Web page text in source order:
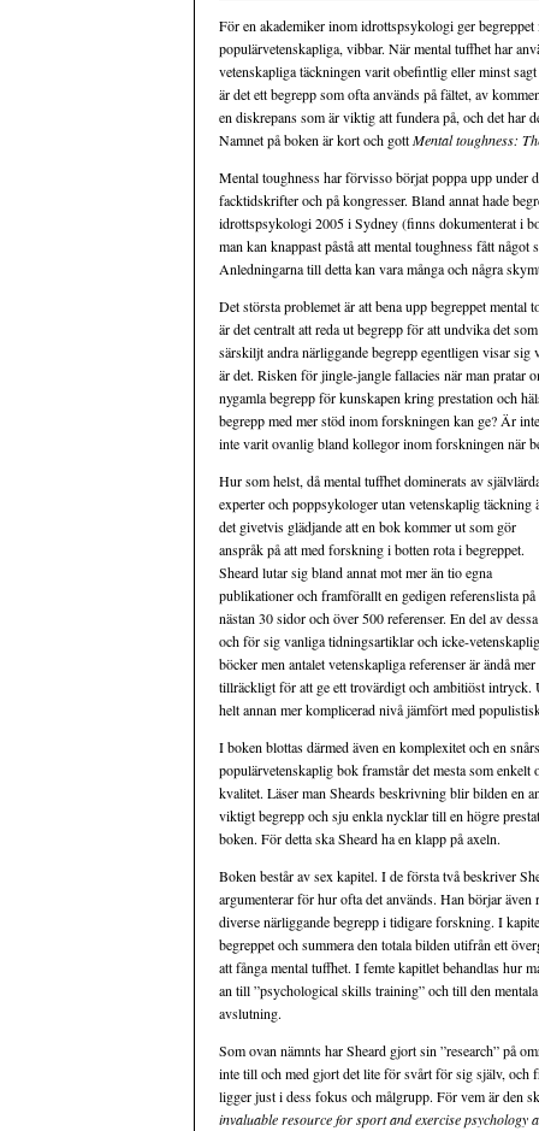
För en akademiker inom idrottspsykologi ger
populärvetenskapliga, vibbar. När mental tuffhet har
vetenskapliga täckningen varit obefintlig eller minst
är det ett begrepp som ofta används på fältet, av
en diskrepans som är viktig att fundera på, och det har
Namnet på boken är kort och gottMental toughness:
Mental toughness har förvisso börjat poppa upp under
facktidskrifter och på kongresser. Bland annat hade
idrottspsykologi 2005 i Sydney (finns dokumenterat i
man kan knappast påstå att mental toughness fått
Anledningarna till detta kan vara många och några
Det största problemet är att bena upp begreppet
är det centralt att reda ut begrepp för att undvika det
särskiljt andra närliggande begrepp egentligen visar
är det. Risken för jingle-jangle fallacies när man pratar
nygamla begrepp för kunskapen kring prestation och
begrepp med mer stöd inom forskningen kan ge? Är
inte varit ovanlig bland kollegor inom forskningen när
Hur som helst, då mental tuffhet dominerats av
experter och poppsykologer utan vetenskaplig täckning
det givetvis glädjande att en bok kommer ut som gör
anspråk på att med forskning i botten rota i begreppet.
Sheard lutar sig bland annat mot mer än tio egna
publikationer och framförallt en gedigen referenslista på
nästan 30 sidor och över 500 referenser. En del av
och för sig vanliga tidningsartiklar och icke-
böcker men antalet vetenskapliga referenser är ändå mer
tillräckligt för att ge ett trovärdigt och ambitiöst intryck.
helt annan mer komplicerad nivå jämfört med
I boken blottas därmed även en komplexitet och en
populärvetenskaplig bok framstår det mesta som
kvalitet. Läser man Sheards beskrivning blir bilden en
viktigt begrepp och sju enkla nycklar till en högre
boken. För detta ska Sheard ha en klapp på axeln.
Boken består av sex kapitel. I de första två beskriver
argumenterar för hur ofta det används. Han börjar
diverse närliggande begrepp i tidigare forskning. I
begreppet och summera den totala bilden utifrån ett
att fånga mental tuffhet. I femte kapitlet behandlas hur
an till ”psychological skills training” och till den
avslutning.
Som ovan nämnts har Sheard gjort sin ”research” på
inte till och med gjort det lite för svårt för sig själv, och
ligger just i dess fokus och målgrupp. För vem är den
invaluable resource for sport and exercise psychology